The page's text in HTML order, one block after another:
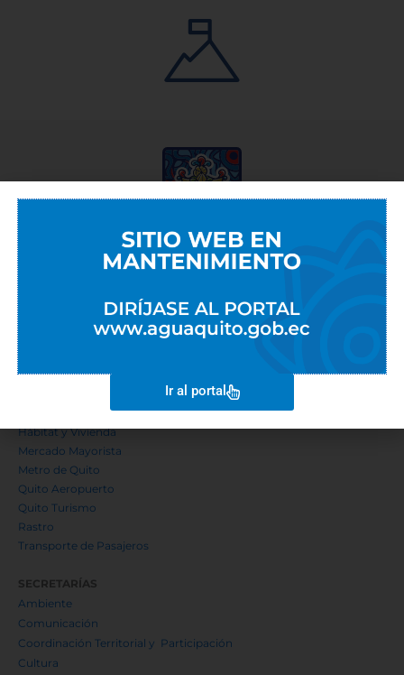
EMPRESAS METROPOLITANAS
EPMAPS
Hábitat y Vivienda
Mercado Mayorista
Metro de Quito
Quito Aeropuerto
Quito Turismo
Rastro
Transporte de Pasajeros
SECRETARÍAS
Ambiente
Comunicación
Coordinación Territorial y Participación
Cultura
Ir al portal